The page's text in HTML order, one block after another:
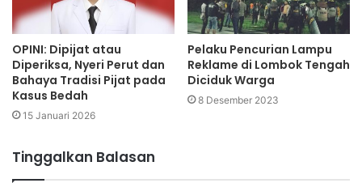
OPINI: Dipijat atau
Diperiksa, Nyeri Perut dan
Bahaya Tradisi Pijat pada
Kasus Bedah
15 Januari 2026
Pelaku Pencurian Lampu
Reklame di Lombok Tengah
Diciduk Warga
8 Desember 2023
Tinggalkan Balasan